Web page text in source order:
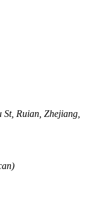
Ruian, Zhejiang,